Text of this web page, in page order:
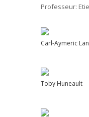
Professeur:
Carl-Aymeric
Toby Huneault